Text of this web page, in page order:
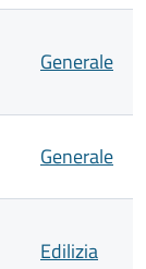
Generale
Generale
Edilizia